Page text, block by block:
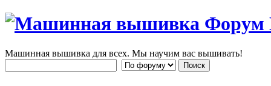
Машинная вышивка для всех. Мы научим вас вышивать!